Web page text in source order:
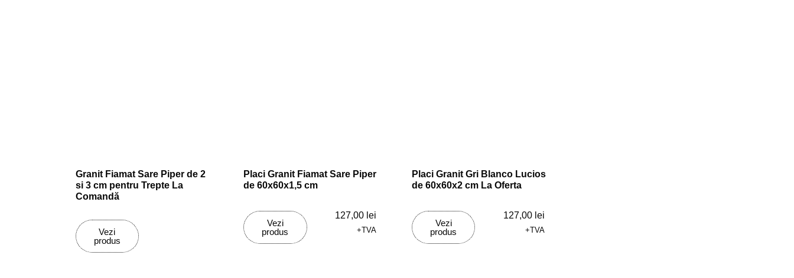
Granit Fiamat Sare Piper de 2
si 3 cm pentru Trepte La
Comandă
Vezi
produs
Placi Granit Fiamat Sare Piper
de 60x60x1,5 cm
Vezi
produs
127,00 lei
+TVA
Placi Granit Gri Blanco Lucios
de 60x60x2 cm La Oferta
Vezi
produs
127,00 lei
+TVA